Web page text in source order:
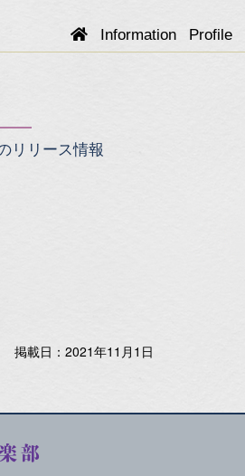
Information Profile
リリース情報
掲載日：2021年11月1日
部